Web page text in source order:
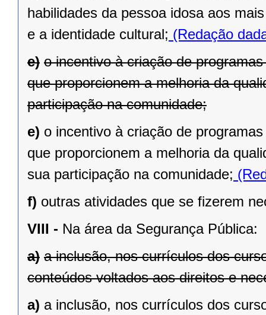
habilidades da pessoa idosa aos
e a identidade cultural; (Redação
e) o incentivo à criação de
que proporcionem a melhoria da
participação na comunidade;
e) o incentivo à criação de
que proporcionem a melhoria da
sua participação na comunidade;
f) outras atividades que se fizerem
VIII - Na área da Segurança Pública:
a) a inclusão, nos currículos dos
conteúdos voltados aos direitos e
a) a inclusão, nos currículos dos